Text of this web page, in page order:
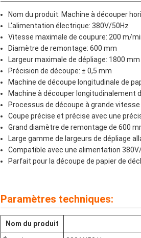
Nom du produit: Machine à découper
L'alimentation électrique: 380V/50Hz
Vitesse maximale de coupure: 200 m/
Diamètre de remontage: 600 mm
Largeur maximale de dépliage: 1800 mm
Précision de découpe: ± 0,5 mm
Machine de découpe longitudinale de
Machine à découper longitudinalement
Processus de découpe à grande
Coupe précise et précise avec une
Grand diamètre de remontage de 600
Large gamme de largeurs de dépliage
Compatible avec une alimentation
Parfait pour la découpe de papier de
Paramètres techniques:
Nom du produit